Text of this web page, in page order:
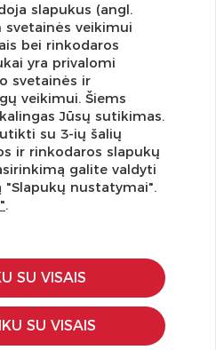
ir pirmi gaukite geriausius
slapukus (angl.
veikimui
bei rinkodaros
yra privalomi
svetainės ir
veikimui. Šiems
Jūsų sutikimas.
su 3-ių šalių
ir rinkodaros slapukų
galite valdyti
nustatymai".
.
SU VISAIS
SU VISAIS